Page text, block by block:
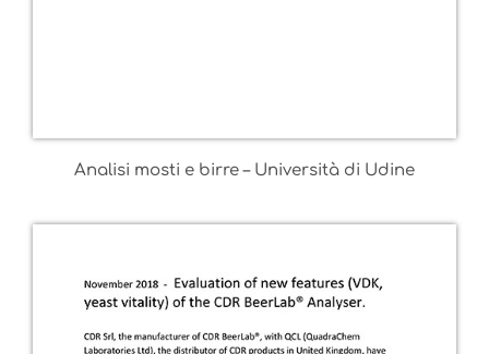
Analisi mosti e birre – Università di Udine